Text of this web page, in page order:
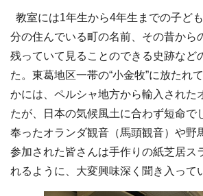
教室には1年生から4年生までの子ど
分の住んでいる町の名前、その昔から
残っていて見ることのできる史跡など
た。東葛地区一帯の“小金牧”に放たれ
かには、ペルシャ地方から輸入された
たが、日本の気候風土に合わず短命で
奉ったオランダ観音（馬頭観音）や野
参加された皆さんは手作りの紙芝居ス
れるように、大変興味深く聞き入って